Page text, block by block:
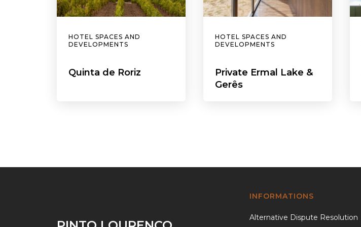
HOTEL SPACES AND
DEVELOPMENTS
Quinta de Roriz
HOTEL SPACES AND
DEVELOPMENTS
Private Ermal Lake &
Gerês
INFORMATIONS
Alternative Dispute Resolution